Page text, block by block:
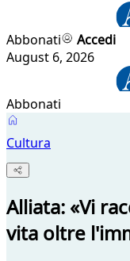
Abbonati
Accedi
August 6, 2026
Abbonati
Cultura
Alliata: «Vi
vita oltre